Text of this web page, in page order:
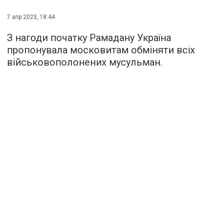
7 апр 2023, 18:44
З нагоди початку Рамадану Україна
пропонувала московитам обміняти всіх
військовополонених мусульман.